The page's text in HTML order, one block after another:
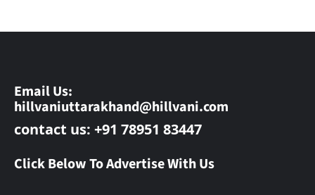
Email Us:
hillvaniuttarakhand@hillvani.com
contact us: +91 78951 83447
Click Below To Advertise With Us